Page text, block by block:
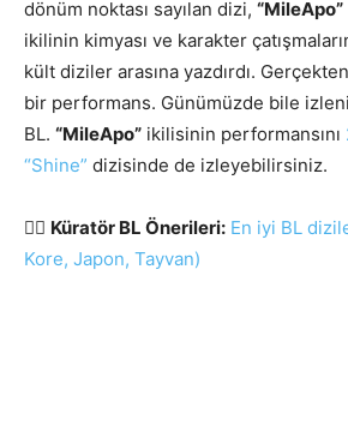
dönüm noktası sayılan dizi, “MileApo”
ikilinin kimyası ve karakter
kült diziler arasına yazdırdı.
bir performans. Günümüzde bile
BL. “MileApo” ikilisinin performansını
“Shine” dizisinde de izleyebilirsiniz.
🏳️‍🌈 Küratör BL Önerileri: En iyi BL
Kore, Japon, Tayvan)